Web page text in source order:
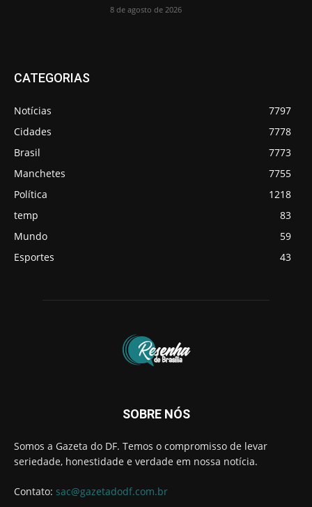
8 de agosto de 2026
CATEGORIAS
Notícias
7797
Cidades
7778
Brasil
7773
Manchetes
7755
Política
1218
temp
83
Mundo
59
Esportes
43
SOBRE NÓS
Somos a Gazeta do DF. Temos o compromisso de levar
seriedade, honestidade e verdade em nossa notícia.
Contato: sac@gazetadodf.com.br